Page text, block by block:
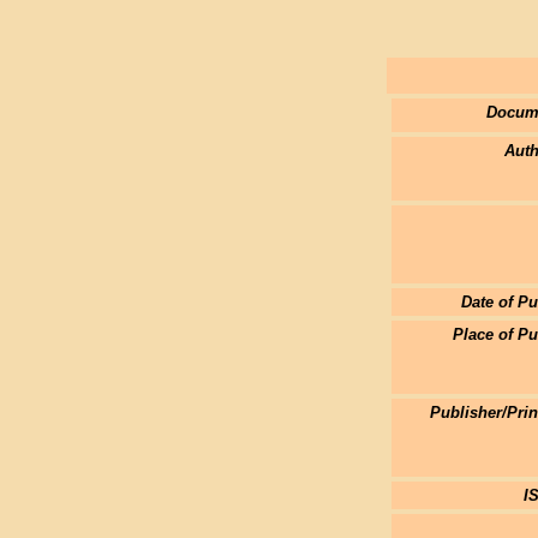
Date of
Place of
Publisher/